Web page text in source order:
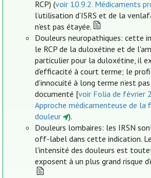
RCP) (voir 10.9.2. Médicaments
l’utilisation d’ISRS et de la
n'est pas étayée.
Douleurs neuropathiques: cette
le RCP de la duloxétine et de
particulier pour la duloxétine, il
d'efficacité à court terme; le
d’innocuité à long terme n’est
documenté [voir Folia de février
Approche médicamenteuse de la
douleur
).
Douleurs lombaires: les IRSN
off-label dans cette indication.
l'intensité des douleurs est
exposent à un plus grand risque